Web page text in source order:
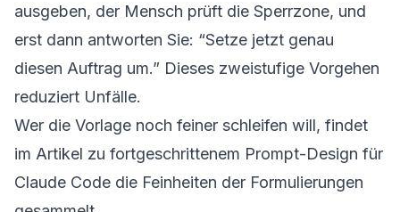
ausgeben, der Mensch prüft die Sperrzone, und
erst dann antworten Sie: “Setze jetzt genau
diesen Auftrag um.” Dieses zweistufige Vorgehen
reduziert Unfälle.
Wer die Vorlage noch feiner schleifen will, findet
im Artikel zu fortgeschrittenem Prompt-Design für
Claude Code die Feinheiten der Formulierungen